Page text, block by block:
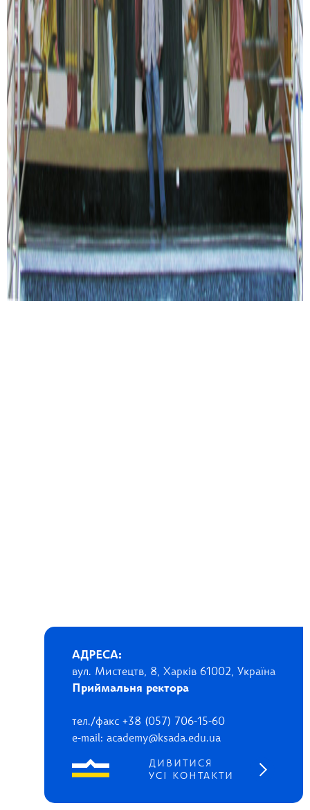
АДРЕСА:
вул. Мистецтв, 8, Харків 61002, Україна
Приймальня ректора
тел./факс +38 (057) 706-15-60
e-mail: academy@ksada.edu.ua
ДИВИТИСЯ
УСІ КОНТАКТИ